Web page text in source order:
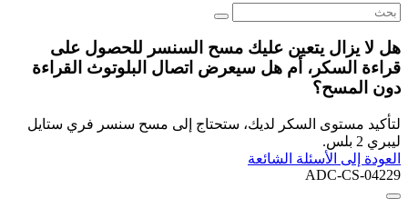
هل لا يزال يتعين عليك مسح السنسر للحصول على
قراءة السكر، أم هل سيعرض اتصال البلوتوث القراءة
دون المسح؟
لتأكيد مستوى السكر لديك، ستحتاج إلى مسح سنسر فري ستايل
ليبري 2 بلس.
العودة إلى الأسئلة الشائعة
ADC-CS-04229